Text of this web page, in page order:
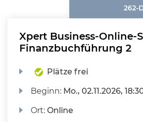
262-
Xpert Business-Online-
Finanzbuchführung 2
Plätze frei
Beginn: Mo., 02.11.2026,
Ort:Online